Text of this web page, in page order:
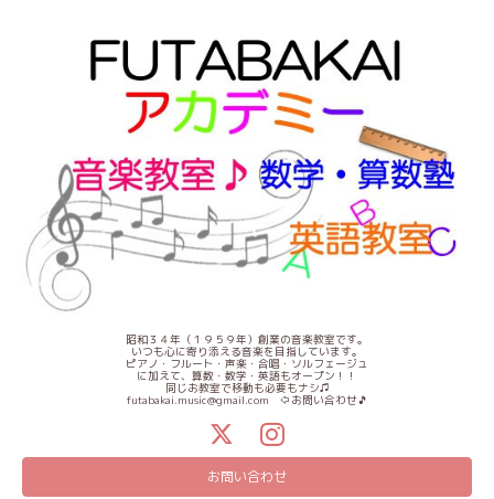
昭和３４年（１９５９年）創業の音楽教室です。
いつも心に寄り添える音楽を目指しています。
ピアノ・フルート・声楽・合唱・ソルフェージュ
に加えて、算数・数学・英語もオープン！！
同じお教室で移動も必要もナシ♫
futabakai.music@gmail.com ⇦お問い合わせ🎵
お問い合わせ